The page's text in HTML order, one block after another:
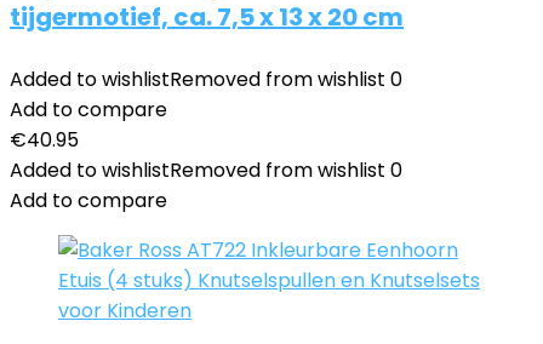
tijgermotief, ca. 7,5 x 13 x 20 cm
Added to wishlistRemoved from wishlist 0
Add to compare
€40.95
Added to wishlistRemoved from wishlist 0
Add to compare